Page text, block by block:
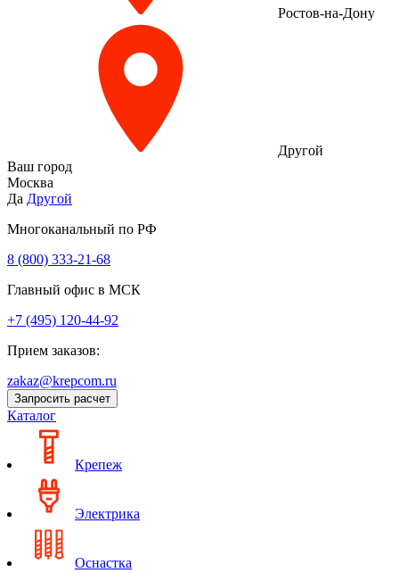
Ростов-на-Дону
Другой
Ваш город
Москва
Да Другой
Многоканальный по РФ
8 (800) 333‑21-68
Главный офис в МСК
+7 (495) 120-44-92
Прием заказов:
zakaz@krepcom.ru
Запросить расчет
Каталог
Крепеж
Электрика
Оснастка